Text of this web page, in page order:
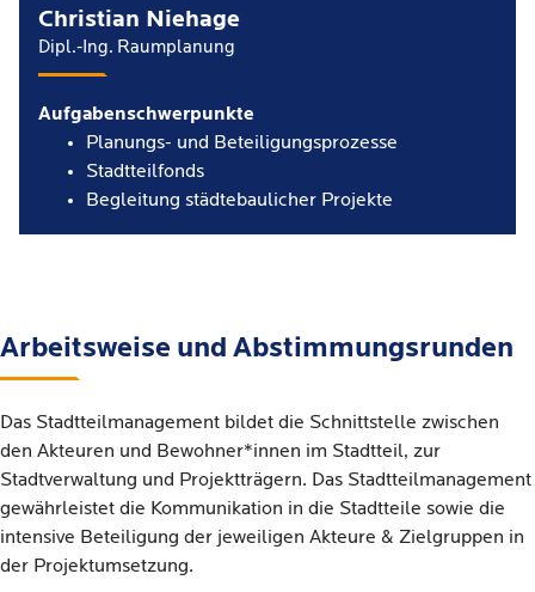
Christian Niehage
Dipl.-Ing. Raumplanung
Aufgabenschwerpunkte
Planungs- und Beteiligungsprozesse
Stadtteilfonds
Begleitung städtebaulicher Projekte
Arbeitsweise und Abstimmungsrunden
Das Stadtteilmanagement bildet die Schnittstelle zwischen
den Akteuren und Bewohner*innen im Stadtteil, zur
Stadtverwaltung und Projektträgern. Das Stadtteilmanagement
gewährleistet die Kommunikation in die Stadtteile sowie die
intensive Beteiligung der jeweiligen Akteure & Zielgruppen in
der Projektumsetzung.